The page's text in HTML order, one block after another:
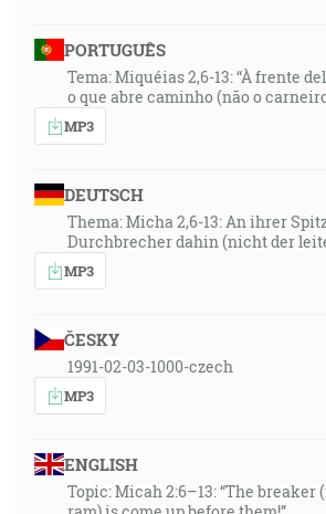
PORTUGUÊS
Tema: Miquéias 2,6-13: “À frente
o que abre caminho (não o
MP3
DEUTSCH
Thema: Micha 2,6-13: An ihrer
Durchbrecher dahin (nicht der
MP3
ČESKY
1991-02-03-1000-czech
MP3
ENGLISH
Topic: Micah 2:6–13: “The breaker